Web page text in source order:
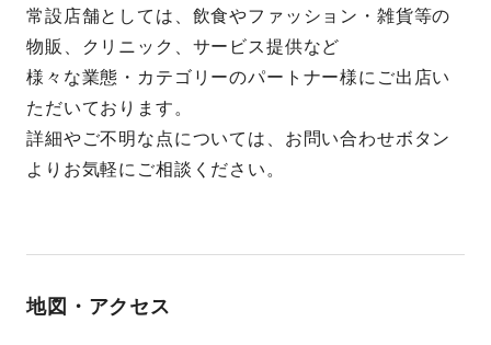
常設店舗としては、飲食やファッション・雑貨等の
物販、クリニック、サービス提供など
様々な業態・カテゴリーのパートナー様にご出店い
ただいております。
詳細やご不明な点については、お問い合わせボタン
よりお気軽にご相談ください。
地図・アクセス